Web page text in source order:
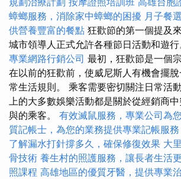
蟑螂服務，消除家中蟑螂的困擾 月子餐
供營養豐富的餐點 狂歡節的第一個提及
城市領導人正式允許各種節日活動和遊行
專業網路行銷公司 最初，狂歡節是一個
在以前的狂歡前，使威尼斯人有機會擺
常生活規則。 乘客需要密切關注日常活
上的大多數娛樂活動都是關於從經銷商
與的乘客。 有效滅鼠服務，專業公司為
質記帳士，為您的業務提供專業記帳服務
了解漏水打針撐多久，確保修復效果 大
骨技術 養生村的照護服務，讓長者生活
照課程 高雄地區的優質牙醫，提供專業